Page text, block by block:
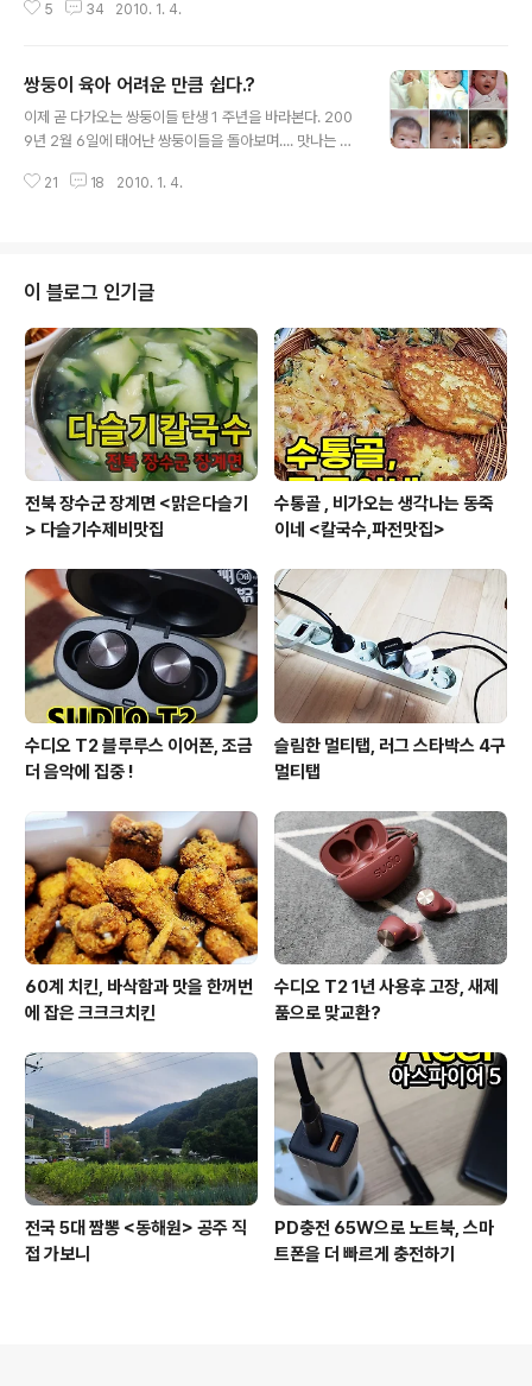
한 금일 배송된 택배도 내일 받기도 어렵다고 합니다. 수 년
경찰들이 제일 고생을 많이 하게 됩니다. 저도 군대를 가서
조금은 알지만. 이렇게 눈이 많이 오면 눈을 치우느라고 공
무원, 군인, 경찰들이 제일 고생을 합니다. 아침같이 나와서
칼슘을 뿌리느라 고생을 많이하죠. 특히 염화칼슘으로 인
5 34 2010. 1. 4.
쌍둥이 육아 어려운 만큼 쉽다.?
이제 곧 다가오는 쌍둥이들 탄생 1 주년을 바라본다. 200
9년 2월 6일에 태어난 쌍둥이들을 돌아보며.... 맛나는 육
장에서 육아를 하는 것과 남편의 입장에서 보는건 확연히
는 본인이 묻고 본인이 답하는 형식으로 만들어봤습니다. :
쌍둥이 임신 소식을 듣고 기분이 어떠했는가? : 당황스러웠
다. 쌍둥이가 주변에 없고, 쌍둥이라는 이야기를 듣고 너무
기뻐했다. 결혼한지 2년이 다 되어가는 와중에 가진 아이
들이라서 그런지 소중하다. 정부의 지원을 받아 임신을 하
게 되었지만, 쌍둥이가 될..
21 18 2010. 1. 4.
이 블로그 인기글
전북 장수군 장계면 <맑은다슬기
> 다슬기수제비맛집
수통골 , 비가오는 생각나는 동죽
이네 <칼국수,파전맛집>
수디오 T2 블루루스 이어폰, 조금
더 음악에 집중 !
슬림한 멀티탭, 러그 스타박스 4구
멀티탭
60계 치킨, 바삭함과 맛을 한꺼번
에 잡은 크크크치킨
수디오 T2 1년 사용후 고장, 새제
품으로 맞교환?
전국 5대 짬뽕 <동해원> 공주 직
접 가보니
PD충전 65W으로 노트북, 스마
트폰을 더 빠르게 충전하기